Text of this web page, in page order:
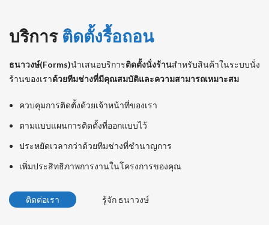
บริการ ติดตั้งรื้อถอน
ธนาวงษ์(Forms)นำเสนอบริการติดตั้งนั่งร้านสำหรับสินค้าในระบบนั่ง
ร้านของเราด้วยทีมช่างที่มีคุณสมบัติและความสามารถเหมาะสม
ควบคุมการติดตั้งด้วยเจ้าหน้าที่ของเรา
ตามแบบแผนการติดตั้งที่ออกแบบไว้
ประหยัดเวลากว่าด้วยทีมช่างที่ชำนาญการ
เพิ่มประสิทธิภาพการงานในโครงการของคุณ
ติดต่อเรา รู้จัก ธนาวงษ์